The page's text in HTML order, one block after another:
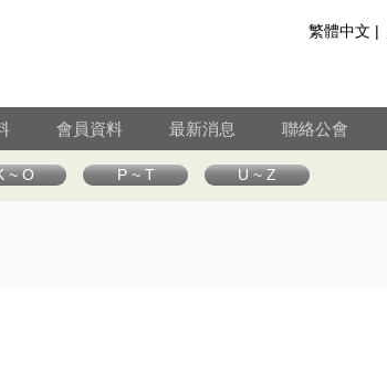
繁體中文 |
會員資料 最新消息 聯絡公會
~ O P ~ T U ~ Z